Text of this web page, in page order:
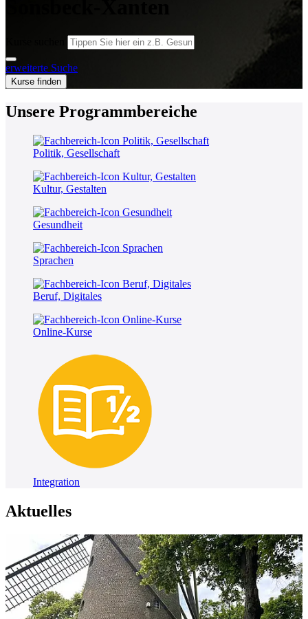
erweiterte Suche
Kurse finden
Unsere Programmbereiche
Politik, Gesellschaft
Kultur, Gestalten
Gesundheit
Sprachen
Beruf, Digitales
Online-Kurse
Integration
Aktuelles